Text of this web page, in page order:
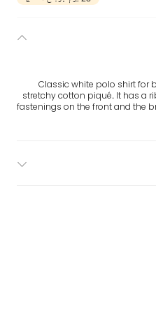
Classic white polo shirt for
stretchy cotton piqué. It has a
fastenings on the front and the